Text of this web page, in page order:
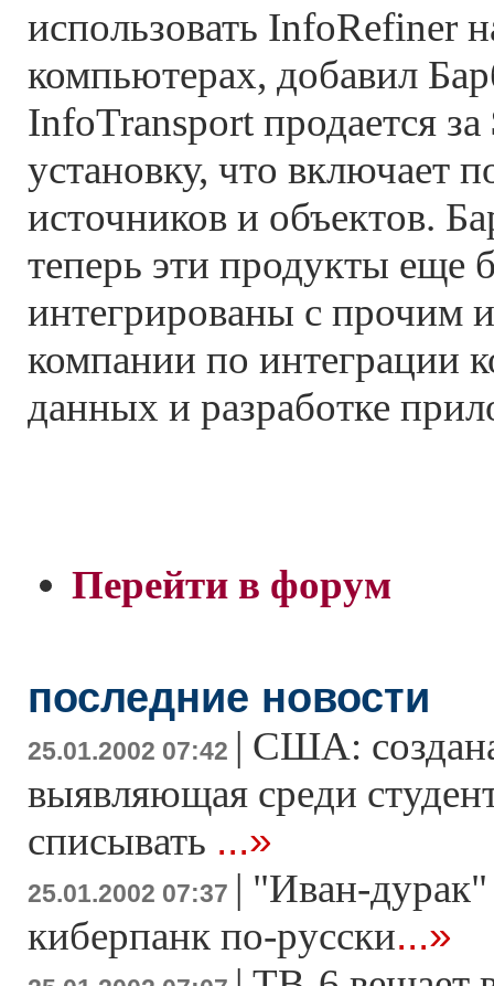
использовать InfoRefiner
компьютерах, добавил
InfoTransport продается
установку, что включает
источников и объектов.
теперь эти продукты еще
интегрированы с прочим
компании по интеграции
данных и разработке
Перейти в форум
последние новости
25.01.2002 07:42 | США:
выявляющая среди
списывать ...»
25.01.2002 07:37 | "Иван-дурак"
киберпанк по-русски...»